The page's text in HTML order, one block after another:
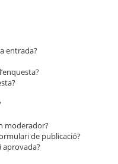
entrada?
moderador?
de publicació?
aprovada?